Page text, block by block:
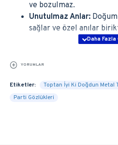
ve bozulmaz.
Unutulmaz Anlar:
sağlar ve özel anılar
YORUMLAR
Etiketler:
Toptan İyi Ki Doğdun Metal
Parti Gözlükleri